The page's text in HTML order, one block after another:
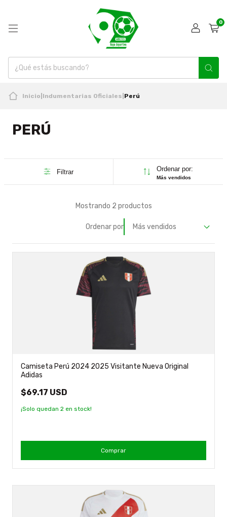
0
Inicio Indumentarias Oficiales Perú
PERÚ
Filtrar Ordenar por:
Más vendidos
Mostrando 2 productos
Ordenar por
Camiseta Perú 2024 2025 Visitante Nueva Original
Adidas
$69.17 USD
¡Solo quedan 2 en stock!
Comprar